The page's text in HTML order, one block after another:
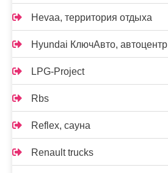
Hevaa, территория отдыха
Hyundai КлючАвто, автоцентр
LPG-Project
Rbs
Reflex, сауна
Renault trucks